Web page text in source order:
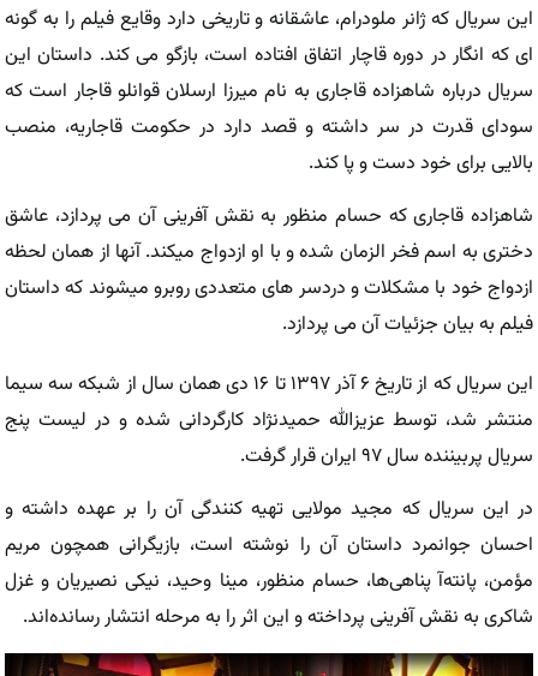
این سریال که ژانر ملودرام، عاشقانه و تاریخی دارد وقایع فیلم را به گونه
ای که انگار در دوره قاچار اتفاق افتاده است، بازگو می کند. داستان این
سریال درباره شاهزاده قاجاری به نام میرزا ارسلان قوانلو قاجار است که
سودای قدرت در سر داشته و قصد دارد در حکومت قاجاریه، منصب
بالایی برای خود دست و پا کند.
شاهزاده قاجاری که حسام منظور به نقش آفرینی آن می پردازد، عاشق
دختری به اسم فخر الزمان شده و با او ازدواج میکند. آنها از همان لحظه
ازدواج خود با مشکلات و دردسر های متعددی روبرو میشوند که داستان
فیلم به بیان جزئیات آن می پردازد.
این سریال که از تاریخ ۶ آذر ۱۳۹۷ تا ۱۶ دی همان سال از شبکه سه سیما
منتشر شد، توسط عزیزالله حمیدنژاد کارگردانی شده و در لیست پنج
سریال پربیننده سال ۹۷ ایران قرار گرفت.
در این سریال که مجید مولایی تهیه کنندگی آن را بر عهده داشته و
احسان جوانمرد داستان آن را نوشته است، بازیگرانی همچون مریم
مؤمن، پانته‌آ پناهی‌ها، حسام منظور، مینا وحید، نیکی نصیریان و غزل
شاکری به نقش آفرینی پرداخته و این اثر را به مرحله انتشار رسانده‌اند.